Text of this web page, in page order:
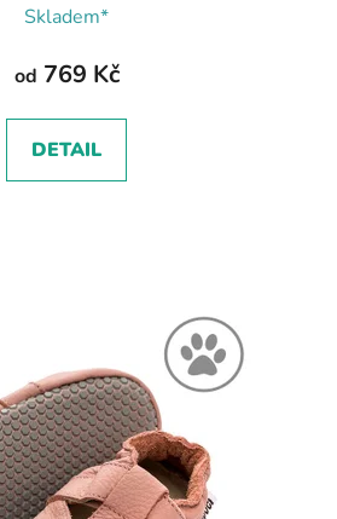
Skladem*
od 769 Kč
DETAIL